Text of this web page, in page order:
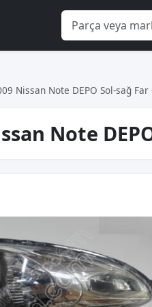
Nissan Note DEPO Sol-sağ Far
Note